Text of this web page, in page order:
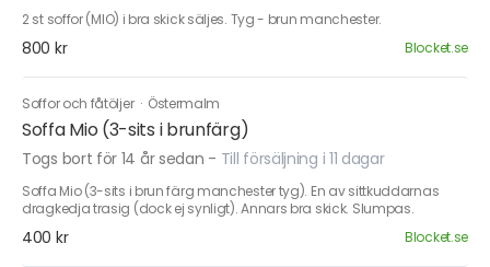
2 st soffor (MIO) i bra skick säljes. Tyg - brun manchester.
800 kr Blocket.se
Soffor och fåtöljer · Östermalm
Soffa Mio (3-sits i brunfärg)
Togs bort för 14 år sedan - Till försäljning i 11 dagar
Soffa Mio (3-sits i brun färg manchester tyg). En av sittkuddarnas
dragkedja trasig (dock ej synligt). Annars bra skick. Slumpas.
400 kr Blocket.se